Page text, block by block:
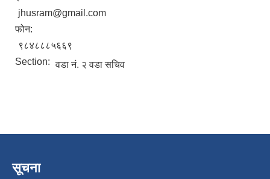
jhusram@gmail.com
फोन:
९८४८८८५६६९
Section: वडा नं. २ वडा सचिव
सूचना